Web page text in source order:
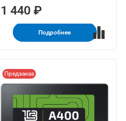
1 440 ₽
Подробнее
Предзаказ